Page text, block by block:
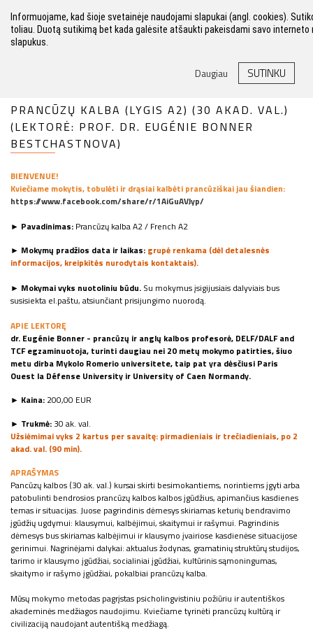
FILTRAS
PRANCŪZŲ KALBA (LYGIS A2) (30 AKAD. VAL.)
(LEKTORĖ: PROF. DR. EUGÉNIE BONNER
BESTCHASTNOVA)
BIENVENUE!
Kviečiame mokytis, tobulėti ir drąsiai kalbėti prancūziškai jau šiandien:
https://www.facebook.com/share/r/1AiGuAVJyp/
► Pavadinimas: Prancūzų kalba A2 / French A2
► Mokymų pradžios data ir laikas: grupė renkama (dėl detalesnės
informacijos, kreipkitės nurodytais kontaktais).
► Mokymai vyks nuotoliniu būdu. Su mokymus įsigijusiais dalyviais bus
susisiekta el.paštu, atsiunčiant prisijungimo nuorodą.
APIE LEKTORĘ
dr. Eugénie Bonner - prancūzų ir anglų kalbos profesorė, DELF/DALF and
TCF egzaminuotoja, turinti daugiau nei 20 metų mokymo patirties, šiuo
metu dirba Mykolo Romerio universitete, taip pat yra dėsčiusi Paris
Ouest la Défense University ir University of Caen Normandy.
► Kaina: 200,00 EUR
► Trukmė: 30 ak. val.
Užsiėmimai vyks 2 kartus per savaitę: pirmadieniais ir trečiadieniais, po 2
akad. val. (90 min).
APRAŠYMAS
Pancūzų kalbos (30 ak. val.) kursai skirti besimokantiems, norintiems įgyti arba
patobulinti bendrosios prancūzų kalbos kalbos įgūdžius, apimančius kasdienes
temas ir situacijas. Juose pagrindinis dėmesys skiriamas keturių bendravimo
įgūdžių ugdymui: klausymui, kalbėjimui, skaitymui ir rašymui. Pagrindinis
dėmesys bus skiriamas kalbėjimui ir klausymo įvairiose kasdienėse situacijose
gerinimui. Nagrinėjami dalykai: aktualus žodynas, gramatinių struktūrų studijos,
tarimo ir klausymo įgūdžiai, socialiniai įgūdžiai, kultūrinis sąmoningumas,
skaitymo ir rašymo įgūdžiai, pokalbiai prancūzų kalba.
Mūsų mokymo metodas pagrįstas psicholingvistiniu požiūriu ir autentiškos
akademinės medžiagos naudojimu. Kviečiame tyrinėti prancūzų kultūrą ir
civilizaciją naudojant autentišką medžiagą.
Informuojame, kad šioje svetainėje naudojami slapukai (angl. cookies).
toliau. Duotą sutikimą bet kada galėsite atšaukti pakeisdami savo
slapukus.
Daugiau SUTINKU